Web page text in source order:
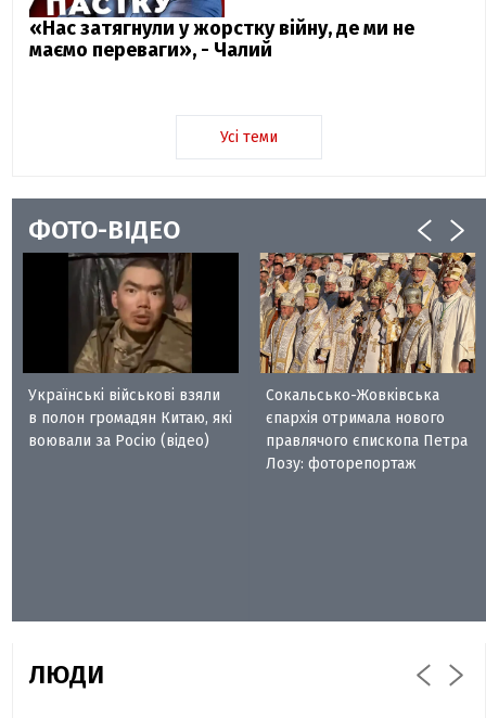
«Нас затягнули у жорстку війну, де ми не
маємо переваги», - Чалий
Усі теми
ФОТО-ВІДЕО
Українські військові взяли
в полон громадян Китаю, які
воювали за Росію (відео)
Сокальсько-Жовківська
єпархія отримала нового
правлячого єпископа Петра
Лозу: фоторепортаж
ЛЮДИ